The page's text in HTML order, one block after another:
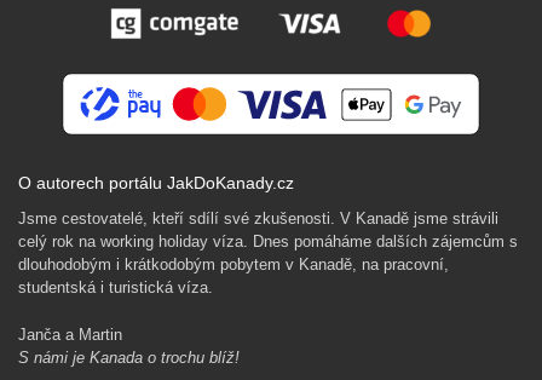
O autorech portálu JakDoKanady.cz
Jsme cestovatelé, kteří sdílí své zkušenosti. V Kanadě jsme strávili
celý rok na working holiday víza. Dnes pomáháme dalších zájemcům s
dlouhodobým i krátkodobým pobytem v Kanadě, na pracovní,
studentská i turistická víza.
Janča a Martin
S námi je Kanada o trochu blíž!